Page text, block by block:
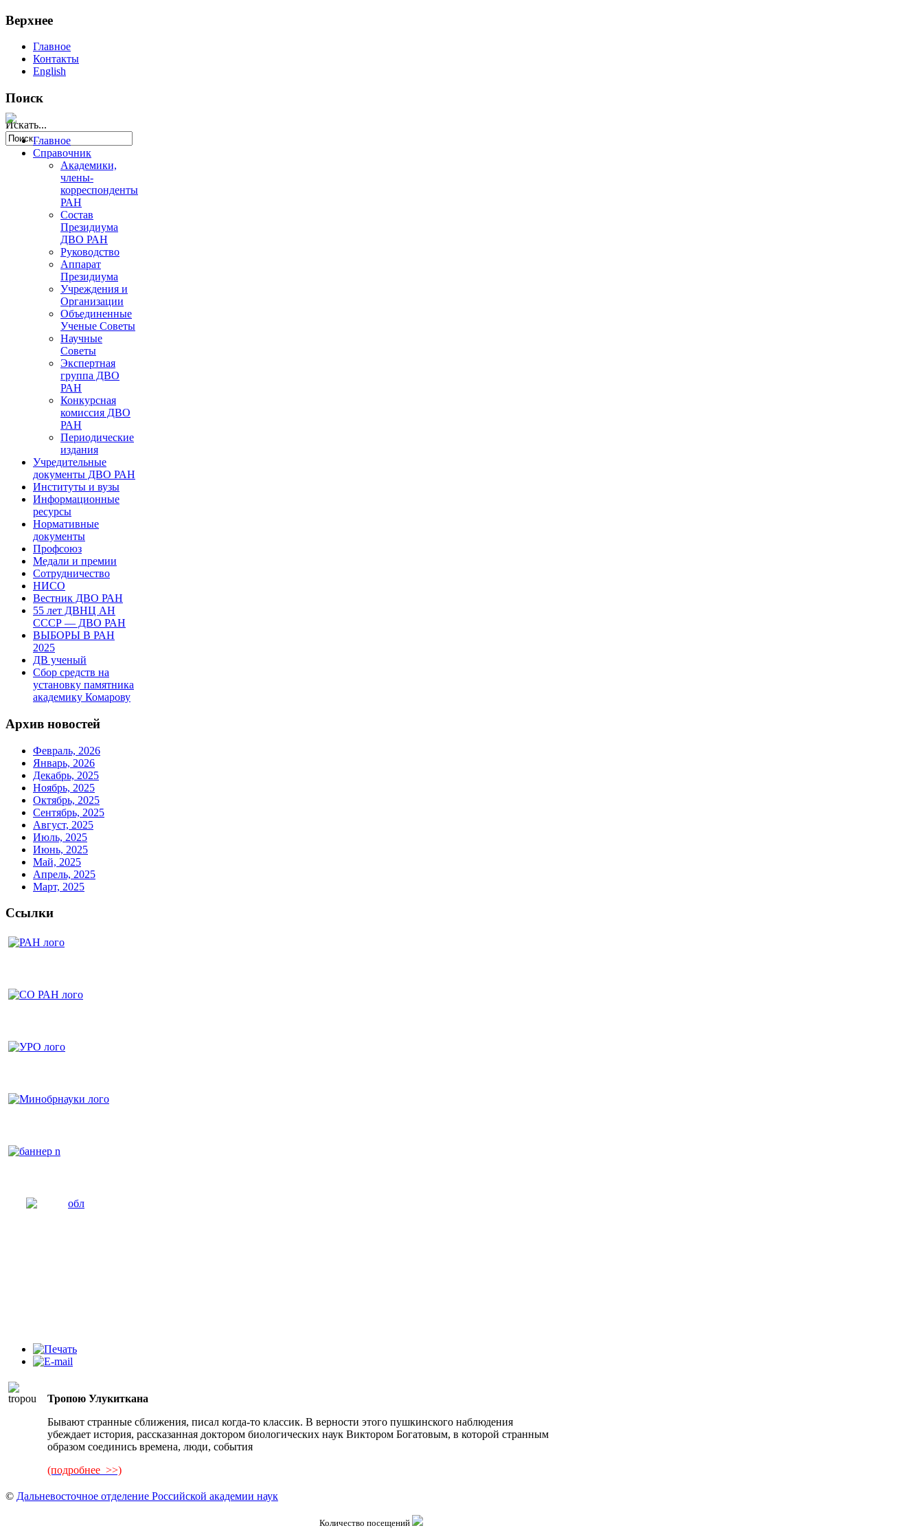
Верхнее
Главное
Контакты
English
Поиск
Искать...
Главное
Справочник
Академики,
члены-
корреспонденты
РАН
Состав
Президиума
ДВО РАН
Руководство
Аппарат
Президиума
Учреждения и
Организации
Объединенные
Ученые Советы
Научные
Советы
Экспертная
группа ДВО
РАН
Конкурсная
комиссия ДВО
РАН
Периодические
издания
Учредительные
документы ДВО РАН
Институты и вузы
Информационные
ресурсы
Нормативные
документы
Профсоюз
Медали и премии
Сотрудничество
НИСО
Вестник ДВО РАН
55 лет ДВНЦ АН
СССР — ДВО РАН
ВЫБОРЫ В РАН
2025
ДВ ученый
Сбор средств на
установку памятника
академику Комарову
Архив новостей
Февраль, 2026
Январь, 2026
Декабрь, 2025
Ноябрь, 2025
Октябрь, 2025
Сентябрь, 2025
Август, 2025
Июль, 2025
Июнь, 2025
Май, 2025
Апрель, 2025
Март, 2025
Ссылки
Тропою Улукиткана
Бывают странные сближения, писал когда-то классик. В верности этого пушкинского наблюдения
убеждает история, рассказанная доктором биологических наук Виктором Богатовым, в которой странным
образом соединись времена, люди, события
(подробнее >>)
© Дальневосточное отделение Российской академии наук
Количество посещений